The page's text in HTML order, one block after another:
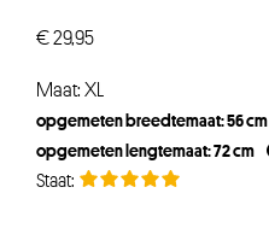
€29,95
Maat: XL
opgemeten breedtemaat: 56 cm
opgemeten lengtemaat: 72 cm